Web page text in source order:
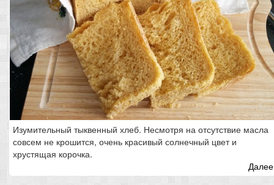
Изумительный тыквенный хлеб. Несмотря на отсутствие масла
совсем не крошится, очень красивый солнечный цвет и
хрустящая корочка.